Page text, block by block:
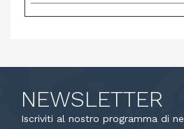
NEWSLETTER
Iscriviti al nostro programma di